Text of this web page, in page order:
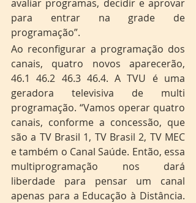
avaliar programas, decidir e aprovar
para entrar na grade de
programação”.
Ao reconfigurar a programação dos
canais, quatro novos aparecerão,
46.1 46.2 46.3 46.4. A TVU é uma
geradora televisiva de multi
programação. “Vamos operar quatro
canais, conforme a concessão, que
são a TV Brasil 1, TV Brasil 2, TV MEC
e também o Canal Saúde. Então, essa
multiprogramação nos dará
liberdade para pensar um canal
apenas para a Educação à Distância.